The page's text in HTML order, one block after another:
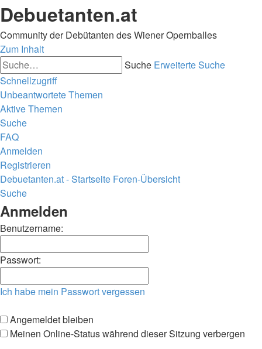
Debuetanten.at
Community der Debütanten des Wiener Opernballes
Zum Inhalt
Suche Erweiterte Suche
Schnellzugriff
Unbeantwortete Themen
Aktive Themen
Suche
FAQ
Anmelden
Registrieren
Debuetanten.at - Startseite Foren-Übersicht
Suche
Anmelden
Benutzername:
Passwort:
Ich habe mein Passwort vergessen
Angemeldet bleiben
Meinen Online-Status während dieser Sitzung verbergen